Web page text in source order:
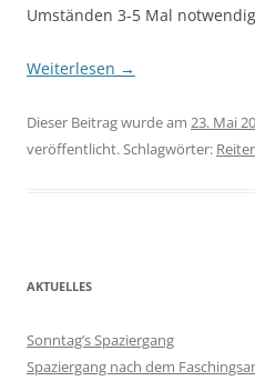
Umständen 3-5 Mal
Weiterlesen →
Dieser Beitrag wurde am 23. Mai
veröffentlicht. Schlagwörter:
AKTUELLES
Sonntag’s Spaziergang
Spaziergang nach dem